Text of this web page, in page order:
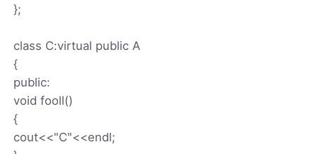
};
class C:virtual public A
{
public:
void fooll()
{
cout<<"C"<<endl;